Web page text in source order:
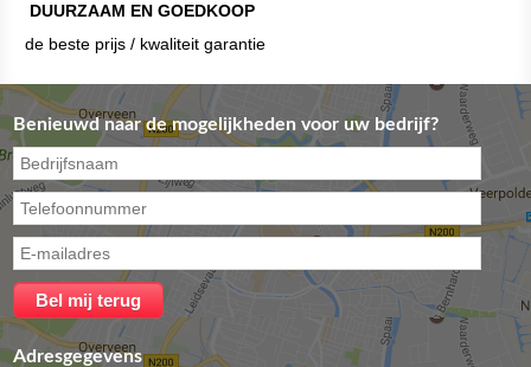
DUURZAAM EN GOEDKOOP
de beste prijs / kwaliteit garantie
Benieuwd naar de mogelijkheden voor uw bedrijf?
Adresgegevens